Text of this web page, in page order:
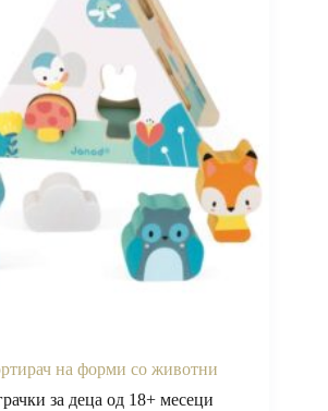
на форми со животни
за деца од 18+ месеци